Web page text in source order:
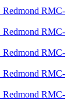
Redmond RMC-
Redmond RMC-
Redmond RMC-
Redmond RMC-
Redmond RMC-